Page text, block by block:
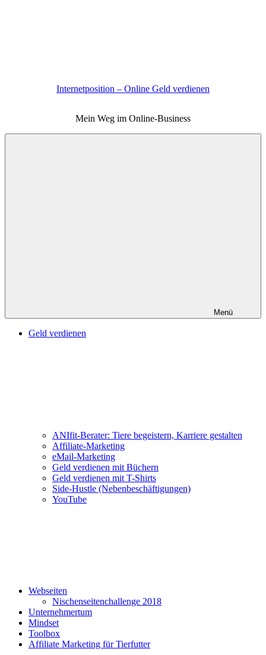
Internetposition – Online Geld verdienen
Mein Weg im Online-Business
Menü
Geld verdienen
ANIfit-Berater: Tiere begeistern, Karriere gestalten
Affiliate-Marketing
eMail-Marketing
Geld verdienen mit Büchern
Geld verdienen mit T-Shirts
Side-Hustle (Nebenbeschäftigungen)
YouTube
Webseiten
Nischenseitenchallenge 2018
Unternehmertum
Mindset
Toolbox
Affiliate Marketing für Tierfutter